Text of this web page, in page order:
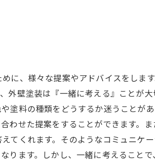
に、様々な提案やアドバイスをしま
外壁塗装は『一緒に考える』ことが
塗料の種類をどうするか迷うことが
わせた提案をすることができます。
てくれます。そのようなコミュニケ
ります。しかし、一緒に考えること